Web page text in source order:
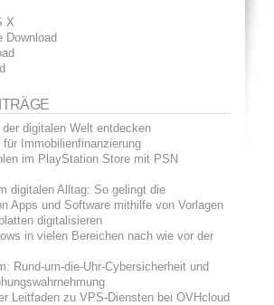
X
Download
der digitalen Welt entdecken
für Immobilienfinanzierung
im PlayStation Store mit PSN
digitalen Alltag: So gelingt die
Apps und Software mithilfe von Vorlagen
digitalisieren
in vielen Bereichen nach wie vor der
Rund-um-die-Uhr-Cybersicherheit und
Leitfaden zu VPS-Diensten bei OVHcloud